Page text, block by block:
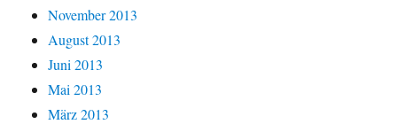
November 2013
August 2013
Juni 2013
Mai 2013
März 2013